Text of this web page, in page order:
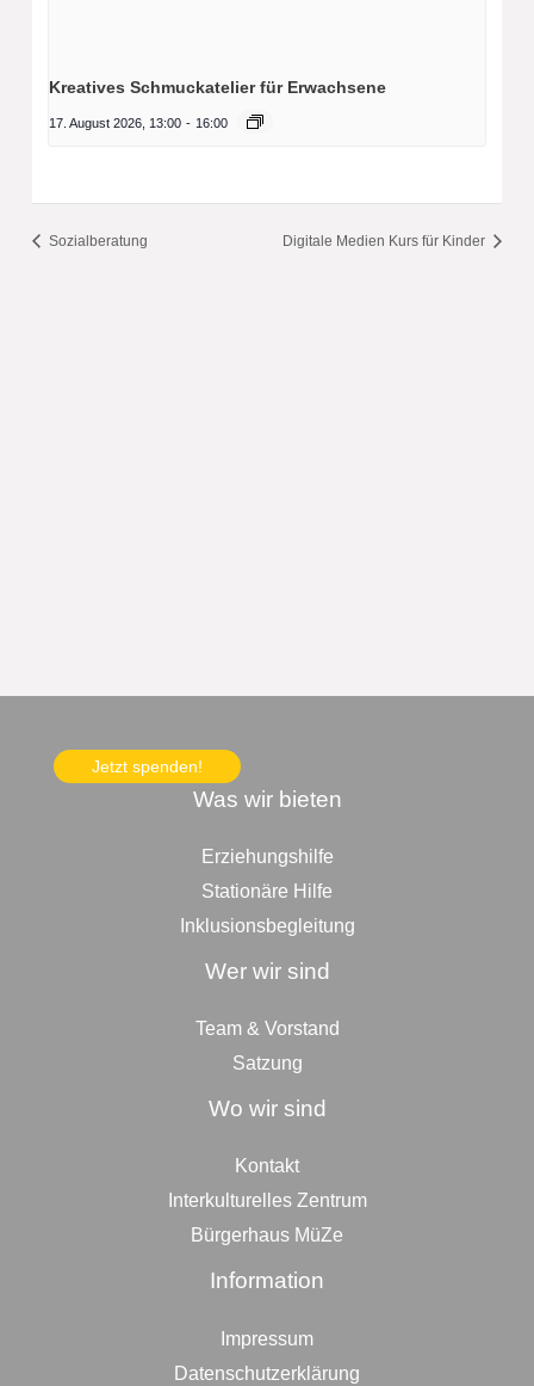
Kreatives Schmuckatelier für Erwachsene
17. August 2026, 13:00 - 16:00
Sozialberatung Digitale Medien Kurs für Kinder
Jetzt spenden!
Was wir bieten
Erziehungshilfe
Stationäre Hilfe
Inklusionsbegleitung
Wer wir sind
Team & Vorstand
Satzung
Wo wir sind
Kontakt
Interkulturelles Zentrum
Bürgerhaus MüZe
Information
Impressum
Datenschutzerklärung